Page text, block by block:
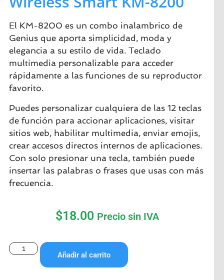
El KM-8200 es un combo inalambrico de
Genius que aporta simplicidad, moda y
elegancia a su estilo de vida. Teclado
multimedia personalizable para acceder
rápidamente a las funciones de su reproductor
favorito.
Puedes personalizar cualquiera de las 12 teclas
de función para accionar aplicaciones, visitar
sitios web, habilitar multimedia, enviar emojis,
crear accesos directos internos de aplicaciones.
Con solo presionar una tecla, también puede
insertar las palabras o frases que usas con más
frecuencia.
$18.00 Precio sin IVA
Añadir al carrito